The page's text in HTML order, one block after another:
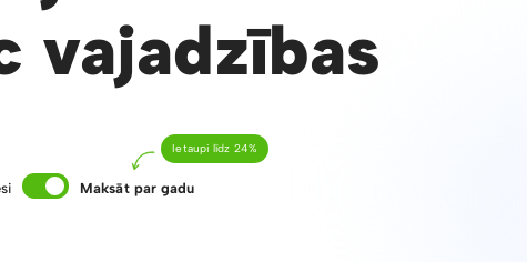
vajadzības
Ietaupi līdz 24%
Maksāt par gadu